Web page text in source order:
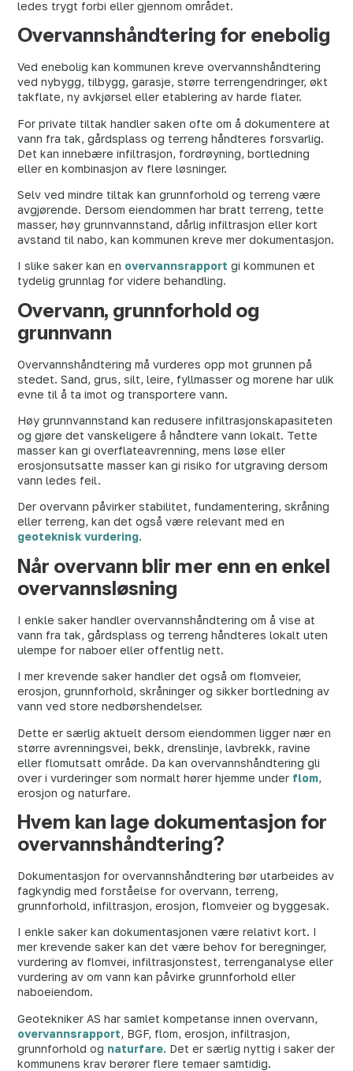
ledes trygt forbi eller gjennom området.
Overvannshåndtering for enebolig
Ved enebolig kan kommunen kreve overvannshåndtering
ved nybygg, tilbygg, garasje, større terrengendringer, økt
takflate, ny avkjørsel eller etablering av harde flater.
For private tiltak handler saken ofte om å dokumentere at
vann fra tak, gårdsplass og terreng håndteres forsvarlig.
Det kan innebære infiltrasjon, fordrøyning, bortledning
eller en kombinasjon av flere løsninger.
Selv ved mindre tiltak kan grunnforhold og terreng være
avgjørende. Dersom eiendommen har bratt terreng, tette
masser, høy grunnvannstand, dårlig infiltrasjon eller kort
avstand til nabo, kan kommunen kreve mer dokumentasjon.
I slike saker kan en overvannsrapport gi kommunen et
tydelig grunnlag for videre behandling.
Overvann, grunnforhold og
grunnvann
Overvannshåndtering må vurderes opp mot grunnen på
stedet. Sand, grus, silt, leire, fyllmasser og morene har ulik
evne til å ta imot og transportere vann.
Høy grunnvannstand kan redusere infiltrasjonskapasiteten
og gjøre det vanskeligere å håndtere vann lokalt. Tette
masser kan gi overflateavrenning, mens løse eller
erosjonsutsatte masser kan gi risiko for utgraving dersom
vann ledes feil.
Der overvann påvirker stabilitet, fundamentering, skråning
eller terreng, kan det også være relevant med en
geoteknisk vurdering.
Når overvann blir mer enn en enkel
overvannsløsning
I enkle saker handler overvannshåndtering om å vise at
vann fra tak, gårdsplass og terreng håndteres lokalt uten
ulempe for naboer eller offentlig nett.
I mer krevende saker handler det også om flomveier,
erosjon, grunnforhold, skråninger og sikker bortledning av
vann ved store nedbørshendelser.
Dette er særlig aktuelt dersom eiendommen ligger nær en
større avrenningsvei, bekk, drenslinje, lavbrekk, ravine
eller flomutsatt område. Da kan overvannshåndtering gli
over i vurderinger som normalt hører hjemme under flom,
erosjon og naturfare.
Hvem kan lage dokumentasjon for
overvannshåndtering?
Dokumentasjon for overvannshåndtering bør utarbeides av
fagkyndig med forståelse for overvann, terreng,
grunnforhold, infiltrasjon, erosjon, flomveier og byggesak.
I enkle saker kan dokumentasjonen være relativt kort. I
mer krevende saker kan det være behov for beregninger,
vurdering av flomvei, infiltrasjonstest, terrenganalyse eller
vurdering av om vann kan påvirke grunnforhold eller
naboeiendom.
Geotekniker AS har samlet kompetanse innen overvann,
overvannsrapport, BGF, flom, erosjon, infiltrasjon,
grunnforhold og naturfare. Det er særlig nyttig i saker der
kommunens krav berører flere temaer samtidig.